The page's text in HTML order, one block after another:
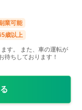
業可能
歳以上
す。 また、車の運転が
待ちしております！